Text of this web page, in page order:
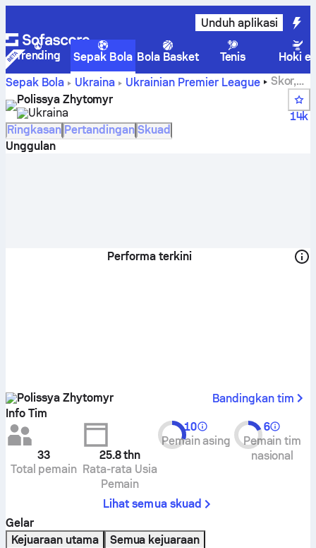
Unduh aplikasi
Trending Sepak Bola Bola Basket Tenis
Hoki es
Sepak Bola
Ukraina Ukrainian Premier League
Skor,
jadwal pertandingan, klasemen, dan statistik pemain
Polissya Zhytomyr
Polissya Zhytomyr
Ukraina
14k
Ringkasan Pertandingan Skuad
Unggulan
Performa terkini
Polissya Zhytomyr
Bandingkan tim
Info Tim
33
Total pemain
25.8thn
Rata-rata Usia
Pemain
10
Pemain asing
6
Pemain tim
nasional
Lihat semua skuad
Gelar
Kejuaraan utama
Semua kejuaraan